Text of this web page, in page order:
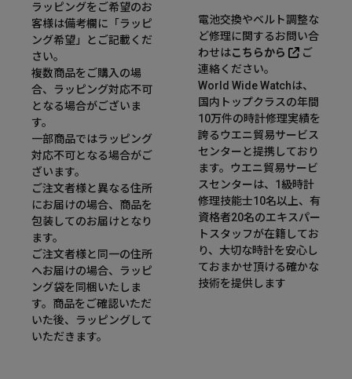
ラッピングをご希望のお
客様は備考欄に「ラッピ
ング希望」とご記載くだ
さい。
複数商品をご購入の場
合、ラッピング対応不可
となる場合がございま
す。
一部商品ではラッピング
対応不可となる場合がご
ざいます。
ご注文者様と異なる住所
にお届けの場合、商品を
包装してのお届けとなり
ます。
ご注文者様と同一の住所
へお届けの場合、ラッピ
ング袋を同梱いたしま
す。商品をご確認いただ
いた後、ラッピングして
いただきます。
電池交換やベルト調整な
ど修理に関するお問い合
わせはこちらから
ご
連絡ください。
World Wide Watchは、
国内トップクラスの年間
10万件の時計修理実績を
誇るウエニ貿易サービス
センターと提携しており
ます。ウエニ貿易サービ
スセンターは、1級時計
修理技能士10名以上、有
資格者20名のエキスパー
トスタッフが在籍してお
り、大切な時計を安心し
ておまかせ頂ける確かな
技術を提供します